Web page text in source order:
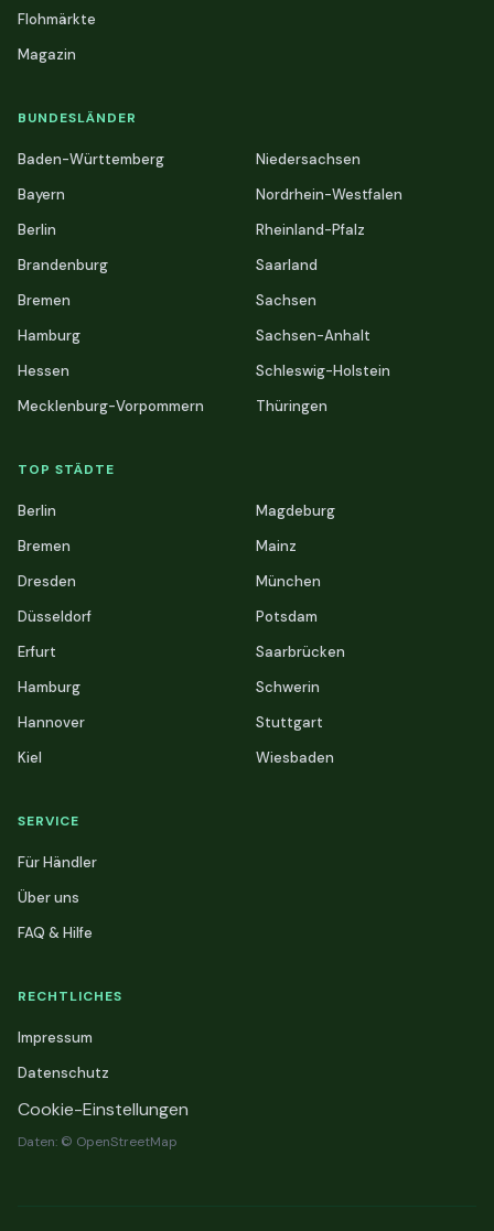
Flohmärkte
Magazin
BUNDESLÄNDER
Baden-Württemberg
Bayern
Berlin
Brandenburg
Bremen
Hamburg
Hessen
Mecklenburg-Vorpommern
Niedersachsen
Nordrhein-Westfalen
Rheinland-Pfalz
Saarland
Sachsen
Sachsen-Anhalt
Schleswig-Holstein
Thüringen
TOP STÄDTE
Berlin
Bremen
Dresden
Düsseldorf
Erfurt
Hamburg
Hannover
Kiel
Magdeburg
Mainz
München
Potsdam
Saarbrücken
Schwerin
Stuttgart
Wiesbaden
SERVICE
Für Händler
Über uns
FAQ & Hilfe
RECHTLICHES
Impressum
Datenschutz
Cookie-Einstellungen
Daten: © OpenStreetMap